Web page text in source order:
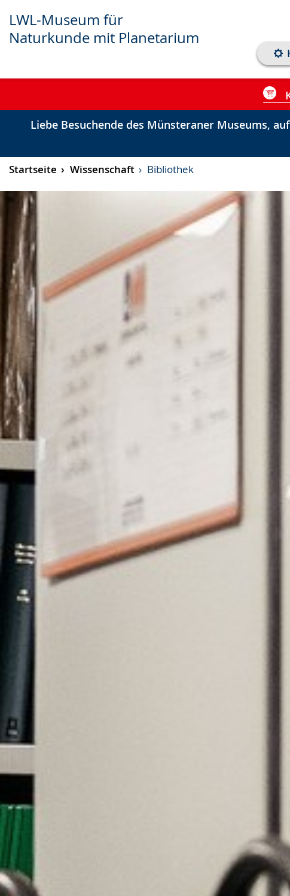
LWL-Museum für
Naturkunde mit Planetarium
Liebe Besuchende des Münsteraner Museums,
Startseite Wissenschaft Bibliothek